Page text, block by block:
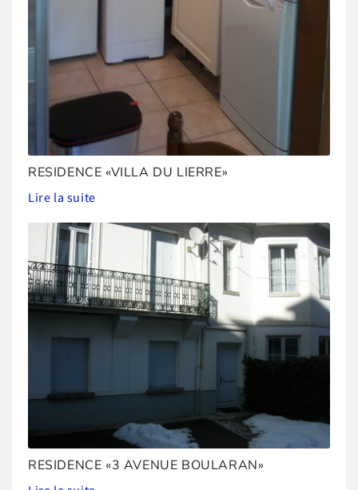
RESIDENCE «VILLA DU LIERRE»
Lire la suite
RESIDENCE «3 AVENUE BOULARAN»